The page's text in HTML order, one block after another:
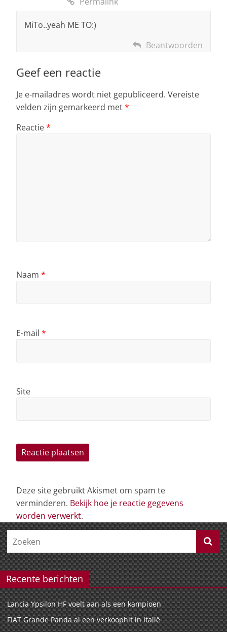
MiTo..yeah ME TO:)
Beantwoorden
Geef een reactie
Je e-mailadres wordt niet gepubliceerd. Vereiste
velden zijn gemarkeerd met*
Reactie*
Naam *
E-mail *
Site
Deze site gebruikt Akismet om spam te
verminderen. Bekijk hoe je reactie gegevens
worden verwerkt.
Recente berichten
Lancia Ypsilon HF voelt aan als een kampioen
FIAT Grande Panda al een verkoophit in Italië